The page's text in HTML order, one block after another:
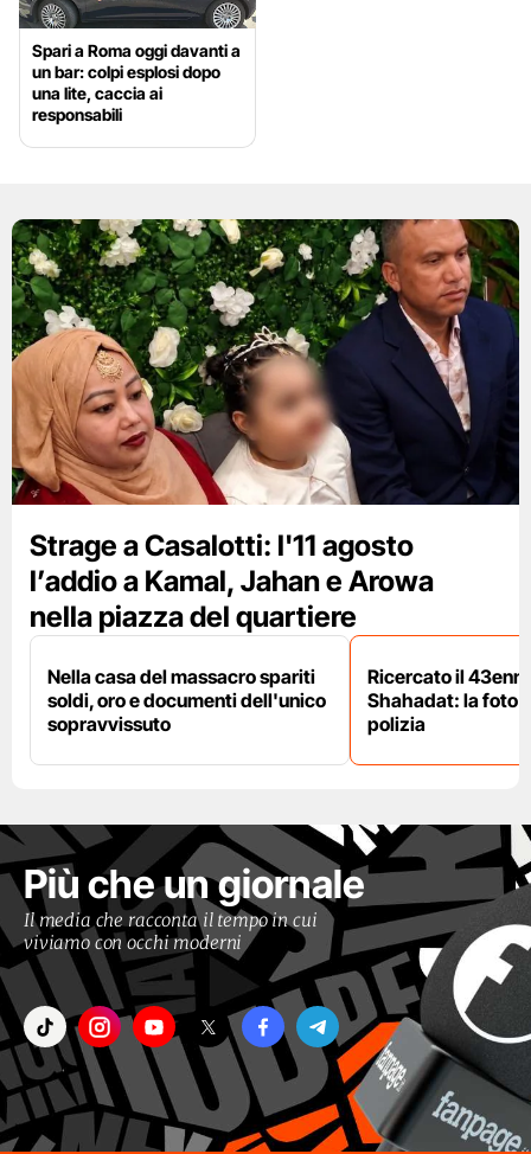
Spari a Roma oggi davanti a
un bar: colpi esplosi dopo
una lite, caccia ai
responsabili
Strage a Casalotti: l'11 agosto
l’addio a Kamal, Jahan e Arowa
nella piazza del quartiere
Nella casa del massacro spariti
soldi, oro e documenti dell'unico
sopravvissuto
Ricercato il
Shahadat: la foto
polizia
Più che un giornale
Il media che racconta il tempo in cui
viviamo con occhi moderni